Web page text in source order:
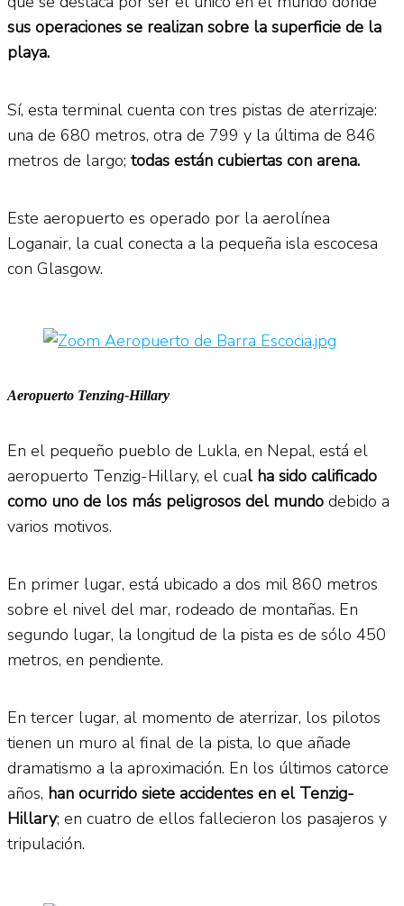
sus operaciones se realizan sobre la superficie de la
playa.
Sí, esta terminal cuenta con tres pistas de aterrizaje:
una de 680 metros, otra de 799 y la última de 846
metros de largo; todas están cubiertas con arena.
Este aeropuerto es operado por la aerolínea
Loganair, la cual conecta a la pequeña isla escocesa
con Glasgow.
Aeropuerto Tenzing-Hillary
En el pequeño pueblo de Lukla, en Nepal, está el
aeropuerto Tenzig-Hillary, el cual ha sido calificado
como uno de los más peligrosos del mundo debido a
varios motivos.
En primer lugar, está ubicado a dos mil 860 metros
sobre el nivel del mar, rodeado de montañas. En
segundo lugar, la longitud de la pista es de sólo 450
metros, en pendiente.
En tercer lugar, al momento de aterrizar, los pilotos
tienen un muro al final de la pista, lo que añade
dramatismo a la aproximación. En los últimos catorce
años, han ocurrido siete accidentes en el Tenzig-
Hillary; en cuatro de ellos fallecieron los pasajeros y
tripulación.